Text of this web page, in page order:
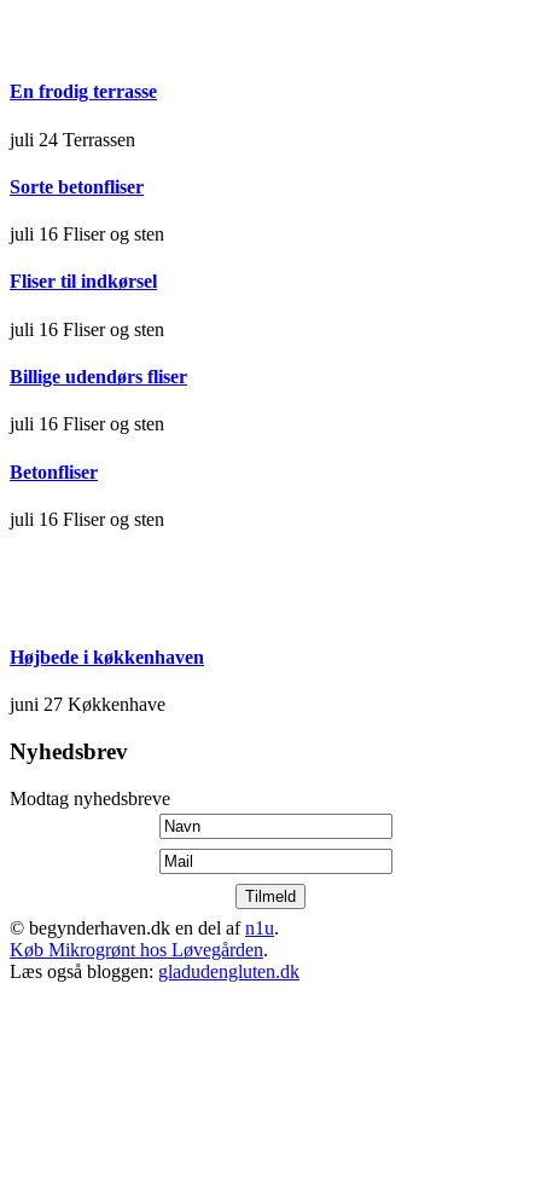
En frodig terrasse
juli 24 Terrassen
Sorte betonfliser
juli 16 Fliser og sten
Fliser til indkørsel
juli 16 Fliser og sten
Billige udendørs fliser
juli 16 Fliser og sten
Betonfliser
juli 16 Fliser og sten
Højbede i køkkenhaven
juni 27 Køkkenhave
Nyhedsbrev
Modtag nyhedsbreve
© begynderhaven.dk en del afn1u.
Køb Mikrogrønt hos Løvegården.
Læs også bloggen: gladudengluten.dk